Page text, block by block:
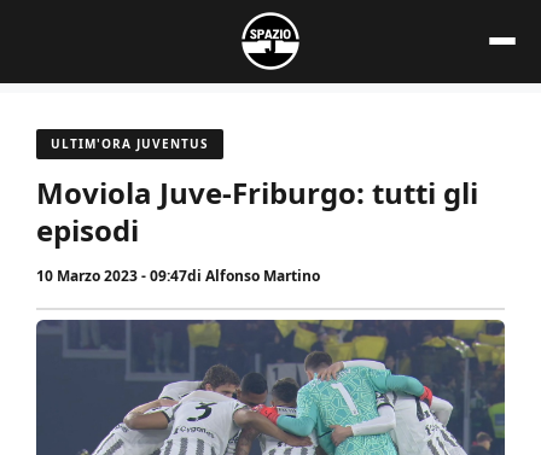
contenuto
ULTIM'ORA JUVENTUS
Moviola Juve-Friburgo: tutti gli
episodi
10 Marzo 2023 - 09:47di Alfonso Martino